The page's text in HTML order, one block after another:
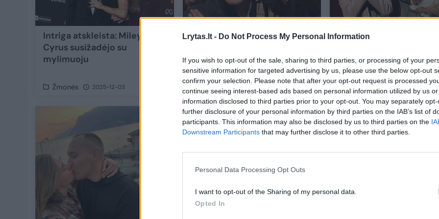
Lrytas.lt - Do Not Process My Personal Information
If you wish to opt-out of the sale, sharing to third parties, or processing of your
sensitive information for targeted advertising by us, please use the below opt-out
confirm your selection. Please note that after your opt-out request is processed
continue seeing interest-based ads based on personal information utilized by us
information disclosed to third parties prior to your opt-out. You may separately
further disclosure of your personal information by third parties on the IAB’s list of
participants. This information may also be disclosed by us to third parties on the
Downstream Participants that may further disclose it to other third parties.
Personal Data Processing Opt Outs
I want to opt-out of the Sharing of my personal data.
Opted In
Intriga atskleista: Miley
Cyrus susižadėjo su
mylimuoju
Žmonės 2025-12-03
Susižadėjo komikas Viktoras
Indrė
Žmonės 2025-11-25
Susižadėjo buvęs
David ir jo išrinktoji
Cameron
Žmonės 2025-10-30
15